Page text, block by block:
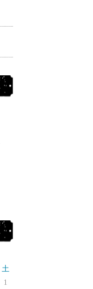
土
1